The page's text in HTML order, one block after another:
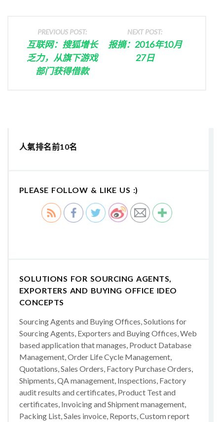
PREVIOUS POST:
互联网：搜狐增长
乏力，从旗下游戏
部门获得借款
NEXT POST:
报摘：2016年10月
27日
人氣排名前10名
PLEASE FOLLOW & LIKE US :)
SOLUTIONS FOR SOURCING AGENTS,
EXPORTERS AND BUYING OFFICE IDEO
CONCEPTS
Sourcing Agents and Buying Offices, Solutions for
Sourcing Agents, Exporters and Buying Offices, Web
based application that manages, Product Database
Management, Order Life Cycle Management,
Quotations, Sales Orders, Factory Purchase Orders,
Shipments, QA management, Inspections, Factory
audit results and certificates, Product Test and
certificates, Invoicing and Shipment management,
Packing List, Sales invoice, Reports, Custom report